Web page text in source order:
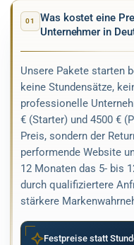
01
Was kostet eine
Unternehmer in
Unsere Pakete starten
keine Stundensätze,
professionelle
€ (Starter) und 4500 €
Preis, sondern der
performende Website
12 Monaten das 5- bis
durch qualifiziertere
stärkere
Festpreise statt